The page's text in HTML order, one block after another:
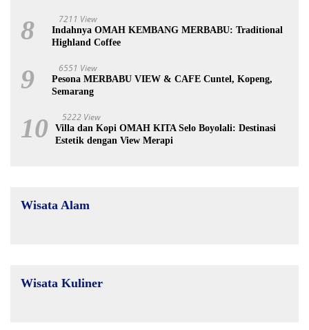
8 7211 View
Indahnya OMAH KEMBANG MERBABU: Traditional
Highland Coffee
9 6551 View
Pesona MERBABU VIEW & CAFE Cuntel, Kopeng,
Semarang
10 5222 View
Villa dan Kopi OMAH KITA Selo Boyolali: Destinasi
Estetik dengan View Merapi
Wisata Alam
Wisata Kuliner